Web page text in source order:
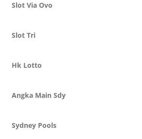
Slot Via Ovo
Slot Tri
Hk Lotto
Angka Main Sdy
Sydney Pools